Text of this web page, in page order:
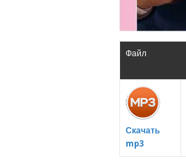
Файл
Скачать
mp3